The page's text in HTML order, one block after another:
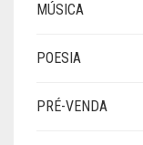
MÚSICA
POESIA
PRÉ-VENDA